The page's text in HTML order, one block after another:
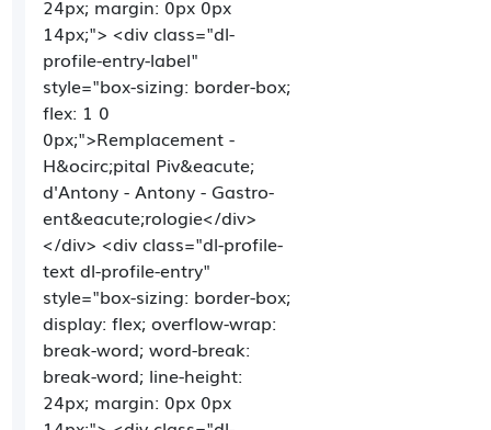
24px; margin: 0px 0px
14px;"> <div class="dl-
profile-entry-label"
style="box-sizing: border-box;
flex: 1 0
0px;">Remplacement -
H&ocirc;pital Piv&eacute;
d'Antony - Antony - Gastro-
ent&eacute;rologie</div>
</div> <div class="dl-profile-
text dl-profile-entry"
style="box-sizing: border-box;
display: flex; overflow-wrap:
break-word; word-break:
break-word; line-height:
24px; margin: 0px 0px